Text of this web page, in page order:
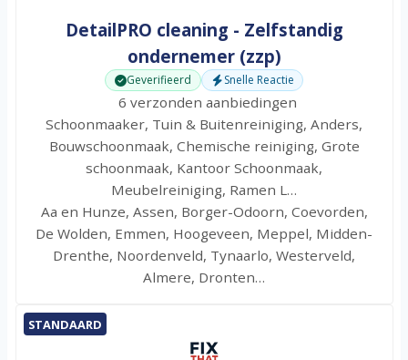
DetailPRO cleaning - Zelfstandig
ondernemer (zzp)
Geverifieerd Snelle Reactie
6 verzonden aanbiedingen
Schoonmaaker, Tuin & Buitenreiniging, Anders,
Bouwschoonmaak, Chemische reiniging, Grote
schoonmaak, Kantoor Schoonmaak,
Meubelreiniging, Ramen L…
Aa en Hunze, Assen, Borger-Odoorn, Coevorden,
De Wolden, Emmen, Hoogeveen, Meppel, Midden-
Drenthe, Noordenveld, Tynaarlo, Westerveld,
Almere, Dronten…
STANDAARD